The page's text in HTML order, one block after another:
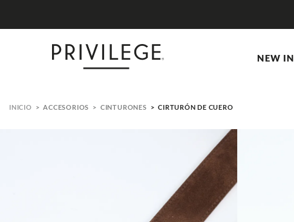
NEW IN
ACCESORIOS CINTURONES CIRTURÓN DE CUERO